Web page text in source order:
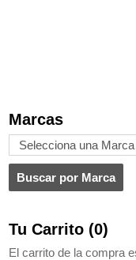
Marcas
Tu Carrito (0)
El carrito de la compra